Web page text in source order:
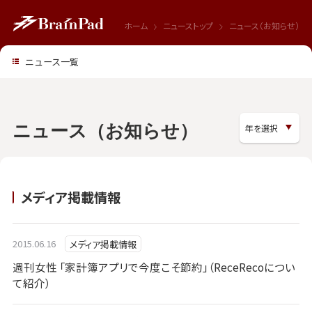
ホーム ニューストップ ニュース（お知らせ）
ニュース（お知らせ）
メディア掲載情報
2015.06.16 メディア掲載情報
週刊女性 「家計簿アプリで今度こそ節約」（ReceRecoについ
て紹介）
ニュース一覧